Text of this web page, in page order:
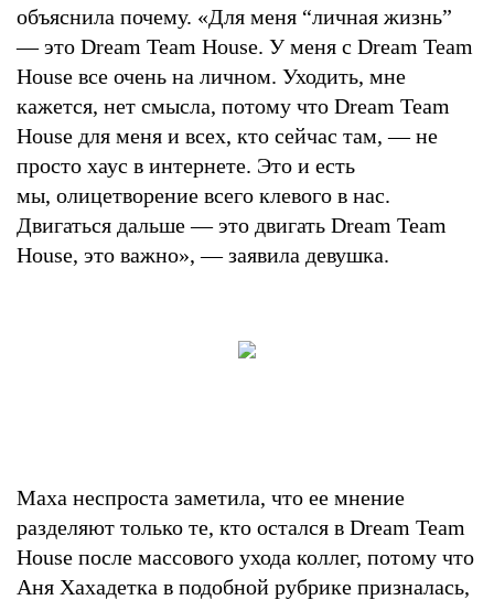
объяснила почему. «Для меня “личная жизнь”
— это Dream Team House. У меня с Dream Team
House все очень на личном. Уходить, мне
кажется, нет смысла, потому что Dream Team
House для меня и всех, кто сейчас там, — не
просто хаус в интернете. Это и есть
мы, олицетворение всего клевого в нас.
Двигаться дальше — это двигать Dream Team
House, это важно», — заявила девушка.
Маха неспроста заметила, что ее мнение
разделяют только те, кто остался в Dream Team
House после массового ухода коллег, потому что
Аня Хахадетка в подобной рубрике призналась,